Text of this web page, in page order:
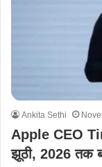
Ankita Sethi
Apple CEO
झूठी, 2026 तक